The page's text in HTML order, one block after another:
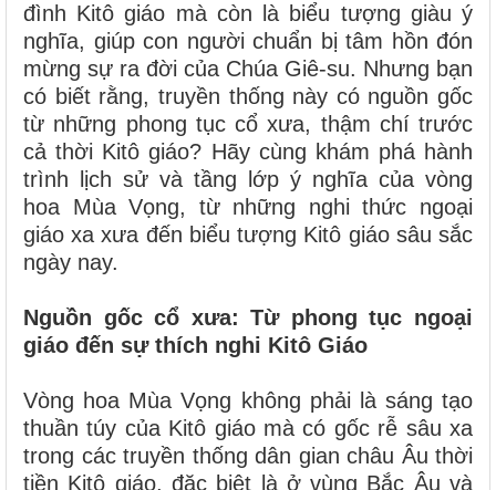
đình Kitô giáo mà còn là biểu tượng giàu ý
nghĩa, giúp con người chuẩn bị tâm hồn đón
mừng sự ra đời của Chúa Giê-su. Nhưng bạn
có biết rằng, truyền thống này có nguồn gốc
từ những phong tục cổ xưa, thậm chí trước
cả thời Kitô giáo? Hãy cùng khám phá hành
trình lịch sử và tầng lớp ý nghĩa của vòng
hoa Mùa Vọng, từ những nghi thức ngoại
giáo xa xưa đến biểu tượng Kitô giáo sâu sắc
ngày nay.
Nguồn gốc cổ xưa: Từ phong tục ngoại
giáo đến sự thích nghi Kitô Giáo
Vòng hoa Mùa Vọng không phải là sáng tạo
thuần túy của Kitô giáo mà có gốc rễ sâu xa
trong các truyền thống dân gian châu Âu thời
tiền Kitô giáo, đặc biệt là ở vùng Bắc Âu và